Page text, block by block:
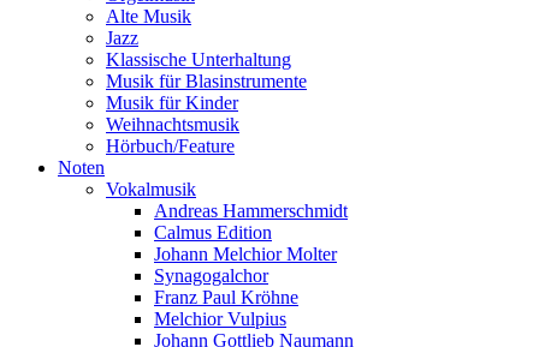
Alte Musik
Jazz
Klassische Unterhaltung
Musik für Blasinstrumente
Musik für Kinder
Weihnachtsmusik
Hörbuch/Feature
Noten
Vokalmusik
Andreas Hammerschmidt
Calmus Edition
Johann Melchior Molter
Synagogalchor
Franz Paul Kröhne
Melchior Vulpius
Johann Gottlieb Naumann